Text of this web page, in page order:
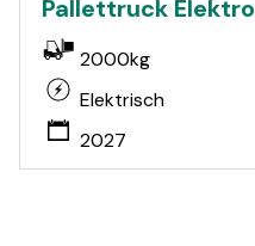
Pallettruck Elektro
2000kg
Elektrisch
2027